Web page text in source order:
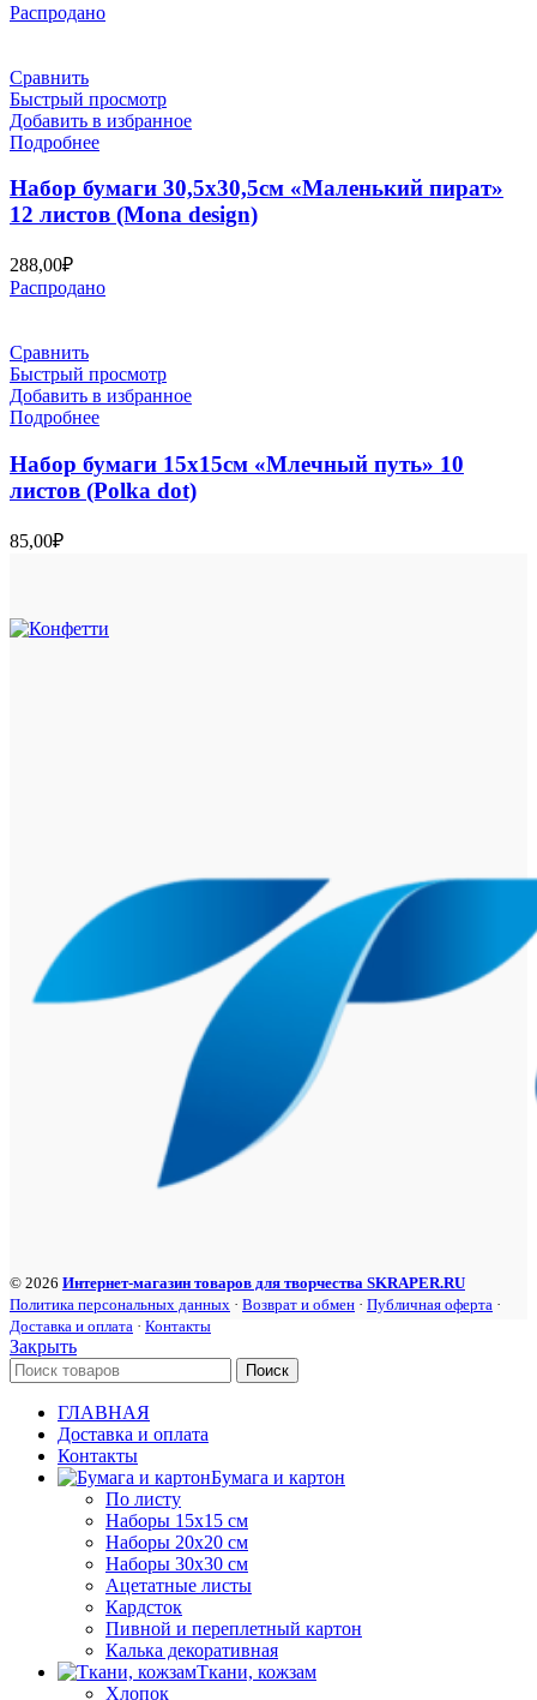
Распродано
Сравнить
Быстрый просмотр
Добавить в избранное
Подробнее
Набор бумаги 30,5х30,5см «Маленький пират»
12 листов (Mona design)
288,00₽
Распродано
Сравнить
Быстрый просмотр
Добавить в избранное
Подробнее
Набор бумаги 15х15см «Млечный путь» 10
листов (Polka dot)
85,00₽
© 2026 Интернет-магазин товаров для творчества SKRAPER.RU
Политика персональных данных · Возврат и обмен · Публичная оферта ·
Доставка и оплата · Контакты
Закрыть
Поиск
ГЛАВНАЯ
Доставка и оплата
Контакты
Бумага и картон
По листу
Наборы 15х15 см
Наборы 20х20 см
Наборы 30х30 см
Ацетатные листы
Кардсток
Пивной и переплетный картон
Калька декоративная
Ткани, кожзам
Хлопок